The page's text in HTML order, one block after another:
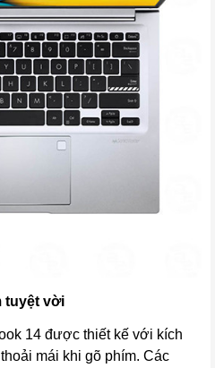
tuyệt vời
14 được thiết kế với kích
mái khi gõ phím. Các